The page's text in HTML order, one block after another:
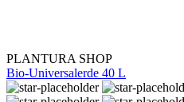
PLANTURA SHOP
Bio-Universalerde 40 L